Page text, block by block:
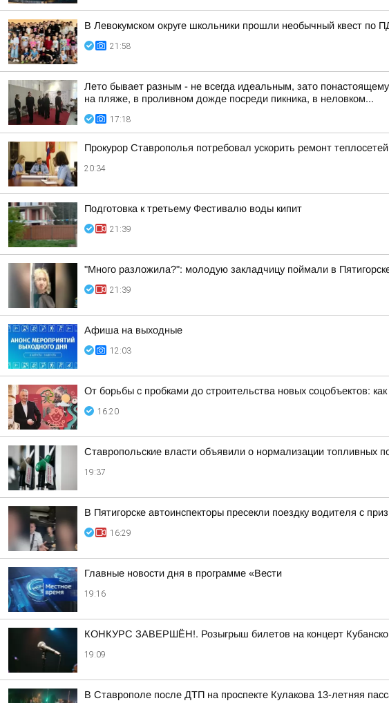
В Левокумском округе школьники прошли необычный квест по
21:58
Лето бывает разным - не всегда идеальным, зато
на пляже, в проливном дожде посреди пикника, в неловком...
17:18
Прокурор Ставрополья потребовал ускорить ремонт
20:34
Подготовка к третьему Фестивалю воды кипит
21:39
"Много разложила?": молодую закладчицу поймали в
21:39
Афиша на выходные
12:03
От борьбы с пробками до строительства новых соцобъектов:
16:20
Ставропольские власти объявили о нормализации топливных
19:37
В Пятигорске автоинспекторы пресекли поездку водителя с
16:29
Главные новости дня в программе «Вести
19:16
КОНКУРС ЗАВЕРШЁН!. Розыгрыш билетов на концерт
19:09
В Ставрополе после ДТП на проспекте Кулакова 13-летняя